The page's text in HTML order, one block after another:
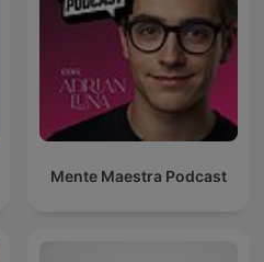
Mente Maestra Podcast